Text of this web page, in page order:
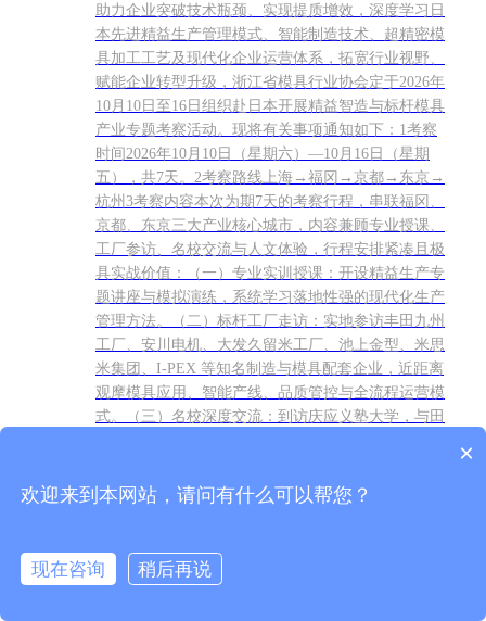
助力企业突破技术瓶颈、实现提质增效，深度学习日
本先进精益生产管理模式、智能制造技术、超精密模
具加工工艺及现代化企业运营体系，拓宽行业视野、
赋能企业转型升级，浙江省模具行业协会定于2026年
10月10日至16日组织赴日本开展精益智造与标杆模具
产业专题考察活动。现将有关事项通知如下：1考察
时间2026年10月10日（星期六）—10月16日（星期
五），共7天。2考察路线上海→福冈→京都→东京→
杭州3考察内容本次为期7天的考察行程，串联福冈、
京都、东京三大产业核心城市，内容兼顾专业授课、
工厂参访、名校交流与人文体验，行程安排紧凑且极
具实战价值：（一）专业实训授课：开设精益生产专
题讲座与模拟演练，系统学习落地性强的现代化生产
管理方法。（二）标杆工厂走访：实地参访丰田九州
工厂、安川电机、大发久留米工厂、池上金型、米思
米集团、I-PEX 等知名制造与模具配套企业，近距离
观摩模具应用、智能产线、品质管控与全流程运营模
式。（三）名校深度交流：到访庆应义塾大学，与田
来风向。（四）人文休闲体验：研学之余游览东京浅
日方企业参访限制，本次考察总人数限额20人，额满
即止。若报名人数不足10人，则考察延期。（二）报
×
欢迎来到本网站，请问有什么可以帮您？
现在咨询
稍后再说
在线咨询